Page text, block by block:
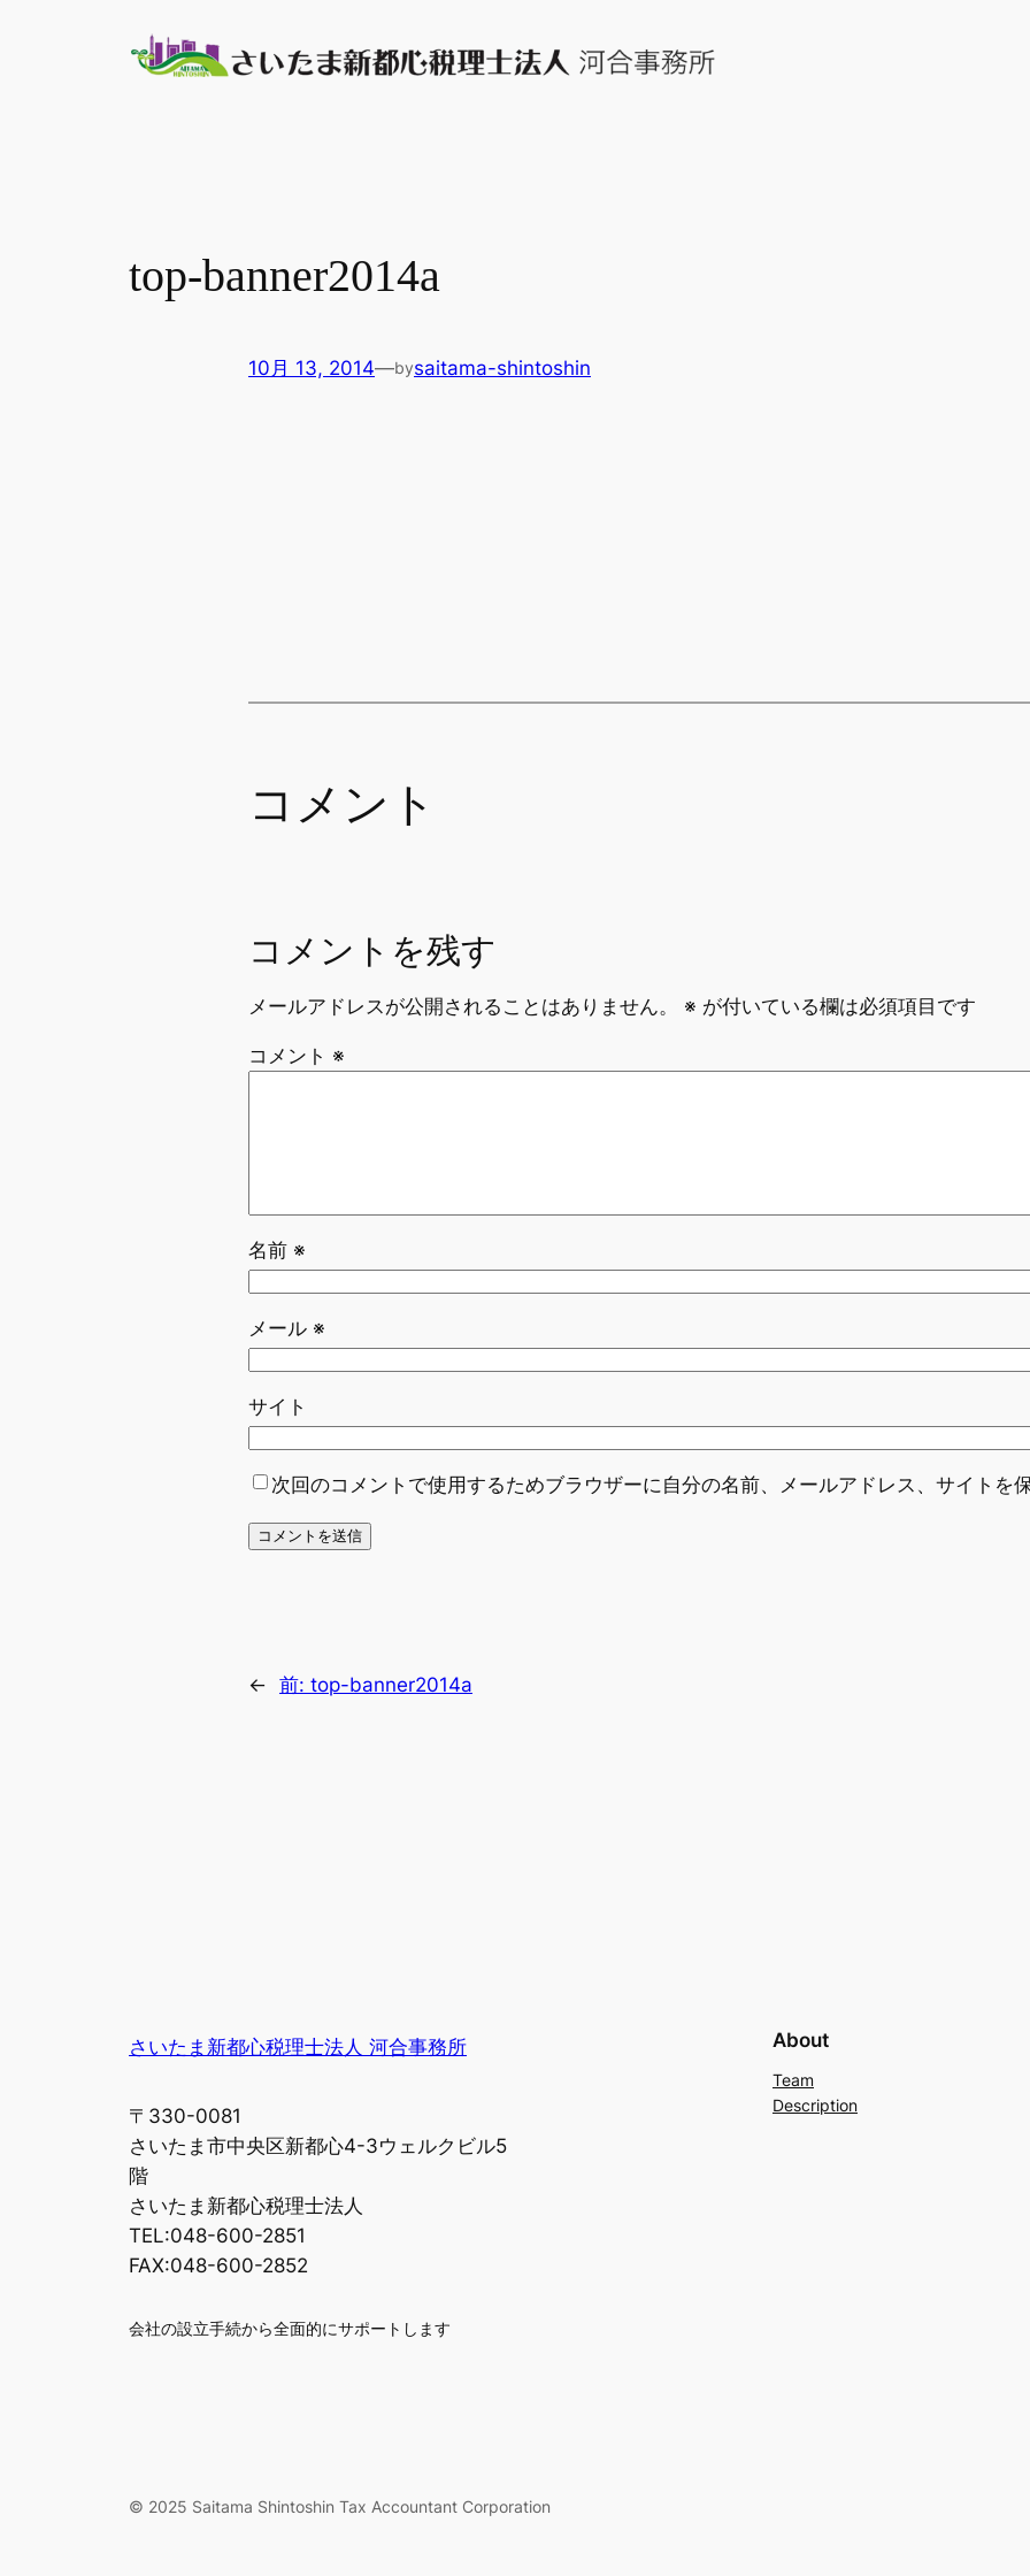
top-banner2014a
10月 13, 2014—bysaitama-shintoshin
コメント
コメントを残す
メールアドレスが公開されることはありません。 ※ が付いている欄は必須項目です
コメント ※
名前 ※
メール ※
サイト
次回のコメントで使用するためブラウザーに自分の名前、メールアドレス、サイトを保
← 前: top-banner2014a
さいたま新都心税理士法人 河合事務所
〒330-0081
さいたま市中央区新都心4-3ウェルクビル5
階
さいたま新都心税理士法人
TEL:048-600-2851
FAX:048-600-2852
会社の設立手続から全面的にサポートします
About
Team
Description
© 2025 Saitama Shintoshin Tax Accountant Corporation